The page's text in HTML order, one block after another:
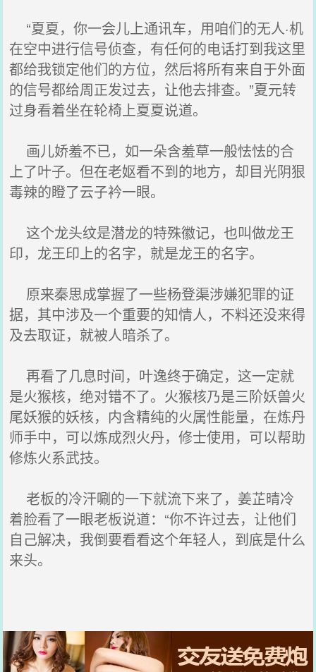
“夏夏，你一会儿上通讯车，用咱们的无人·机
在空中进行信号侦查，有任何的电话打到我这里
都给我锁定他们的方位，然后将所有来自于外面
的信号都给周正发过去，让他去排查。”夏元转
过身看着坐在轮椅上夏夏说道。
画儿娇羞不已，如一朵含羞草一般怯怯的合
上了叶子。但在老妪看不到的地方，却目光阴狠
毒辣的瞪了云子衿一眼。
这个龙头纹是潜龙的特殊徽记，也叫做龙王
印，龙王印上的名字，就是龙王的名字。
原来秦思成掌握了一些杨登渠涉嫌犯罪的证
据，其中涉及一个重要的知情人，不料还没来得
及去取证，就被人暗杀了。
再看了几息时间，叶逸终于确定，这一定就
是火猴核，绝对错不了。火猴核乃是三阶妖兽火
尾妖猴的妖核，内含精纯的火属性能量，在炼丹
师手中，可以炼成烈火丹，修士使用，可以帮助
修炼火系武技。
老板的冷汗唰的一下就流下来了，姜芷晴冷
着脸看了一眼老板说道：“你不许过去，让他们
自己解决，我倒要看看这个年轻人，到底是什么
来头。